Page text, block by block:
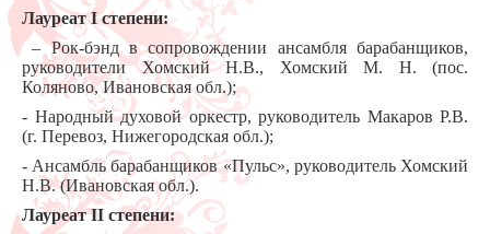
ЛауреатIстепени:
– Рок-бэнд в сопровождении ансамбля барабанщиков,
руководители Хомский Н.В., Хомский М. Н. (пос.
Коляново, Ивановская обл.);
- Народный духовой оркестр, руководитель Макаров Р.В.
(г. Перевоз, Нижегородская обл.);
- Ансамбль барабанщиков «Пульс», руководитель Хомский
Н.В. (Ивановская обл.).
ЛауреатII степени: